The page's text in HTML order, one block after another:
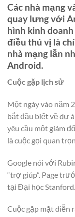
Các nhà mạng
quay lưng với
hình kinh
điều thú vị là
nhà mạng lẫn
Android.
Cuộc gặp lịch sử
Một ngày vào năm
bắt đầu biết về dự
yêu cầu một giám
là cuộc gọi quan
Google nói với
“trợ giúp”. Page
tại Đại học Stanford.
Cuộc gặp mặt diễn